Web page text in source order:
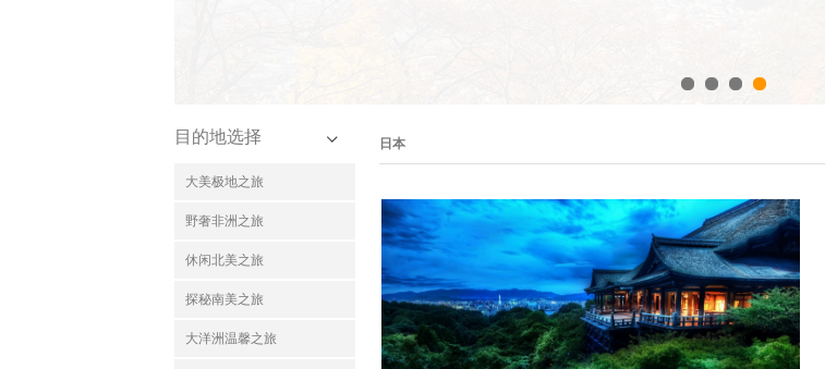
目的地选择
大美极地之旅
野奢非洲之旅
休闲北美之旅
探秘南美之旅
大洋洲温馨之旅
日本